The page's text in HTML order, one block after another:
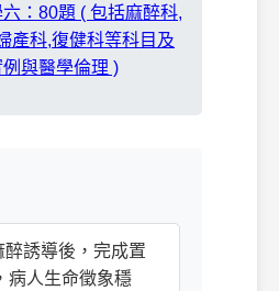
：80題 ( 包括麻醉科,
產科,復健科等科目及
與醫學倫理 )
醉誘導後，完成置
病人生命徵象穩